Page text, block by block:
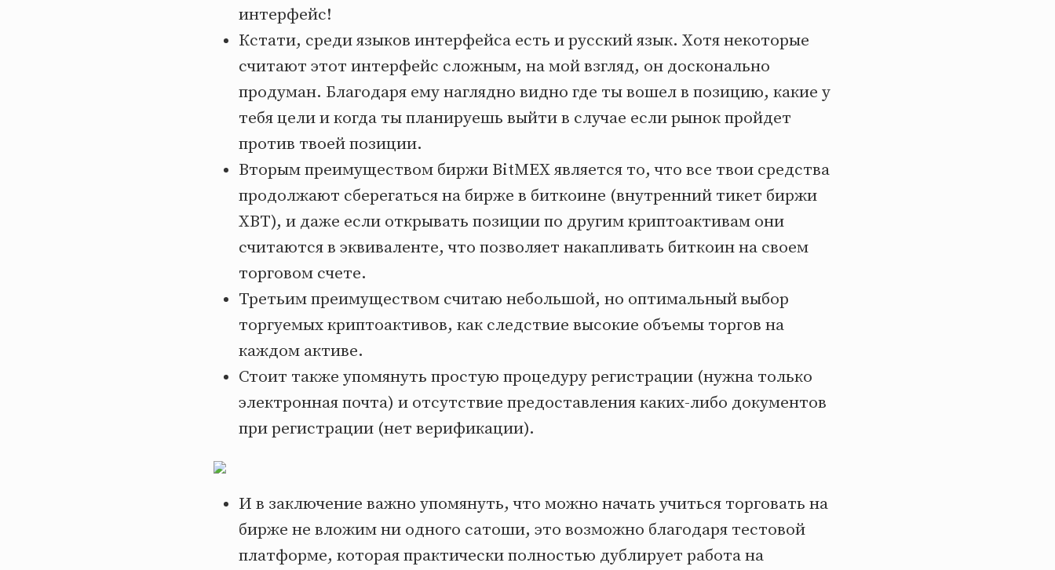
интерфейс!
Кстати, среди языков интерфейса есть и русский язык. Хотя некоторые
считают этот интерфейс сложным, на мой взгляд, он досконально
продуман. Благодаря ему наглядно видно где ты вошел в позицию, какие у
тебя цели и когда ты планируешь выйти в случае если рынок пройдет
против твоей позиции.
Вторым преимуществом биржи BitMEX является то, что все твои средства
продолжают сберегаться на бирже в биткоине (внутренний тикет биржи
XBT), и даже если открывать позиции по другим криптоактивам они
считаются в эквиваленте, что позволяет накапливать биткоин на своем
торговом счете.
Третьим преимуществом считаю небольшой, но оптимальный выбор
торгуемых криптоактивов, как следствие высокие объемы торгов на
каждом активе.
Стоит также упомянуть простую процедуру регистрации (нужна только
электронная почта) и отсутствие предоставления каких-либо документов
при регистрации (нет верификации).
И в заключение важно упомянуть, что можно начать учиться торговать на
бирже не вложим ни одного сатоши, это возможно благодаря тестовой
платформе, которая практически полностью дублирует работа на